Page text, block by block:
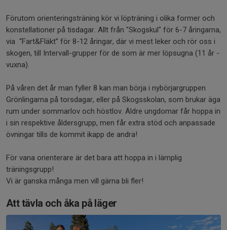
Förutom orienteringsträning kör vi löpträning i olika former och
konstellationer på tisdagar. Allt från "Skogskul" för 6-7 åringarna,
via “Fart&Fläkt” för 8-12 åringar, där vi mest leker och rör oss i
skogen, till Intervall-grupper för de som är mer löpsugna (11 år -
vuxna).
På våren det år man fyller 8 kan man börja i nybörjargruppen
Grönlingarna på torsdagar, eller på Skogsskolan, som brukar äga
rum under sommarlov och höstlov. Äldre ungdomar får hoppa in
i sin respektive åldersgrupp, men får extra stöd och anpassade
övningar tills de kommit ikapp de andra!
För vana orienterare är det bara att hoppa in i lämplig
träningsgrupp!
Vi är ganska många men vill gärna bli fler!
Att tävla och åka på läger